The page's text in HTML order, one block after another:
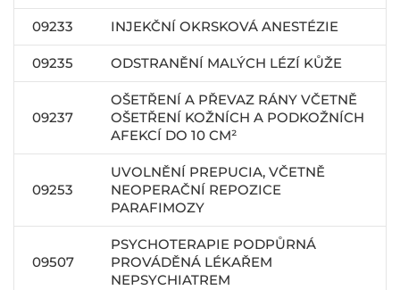
09233 INJEKČNÍ OKRSKOVÁ ANESTÉZIE
09235 ODSTRANĚNÍ MALÝCH LÉZÍ KŮŽE
09237
OŠETŘENÍ A PŘEVAZ RÁNY VČETNĚ
OŠETŘENÍ KOŽNÍCH A PODKOŽNÍCH
AFEKCÍ DO 10 CM²
09253
UVOLNĚNÍ PREPUCIA, VČETNĚ
NEOPERAČNÍ REPOZICE
PARAFIMOZY
09507
PSYCHOTERAPIE PODPŮRNÁ
PROVÁDĚNÁ LÉKAŘEM
NEPSYCHIATREM